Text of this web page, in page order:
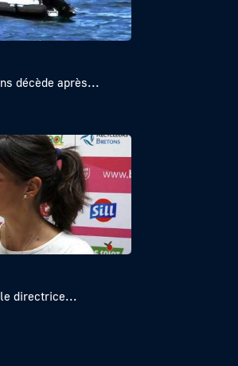
décède après...
directrice...